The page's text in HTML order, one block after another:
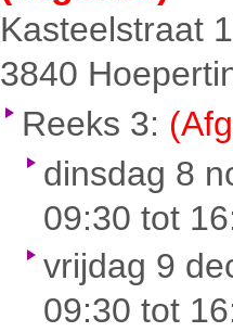
Kasteelstraat
3840
Reeks 3:
dinsdag 8
09:30 tot
vrijdag 9
09:30 tot